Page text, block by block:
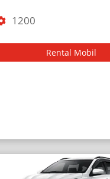
1200
Rental Mobil